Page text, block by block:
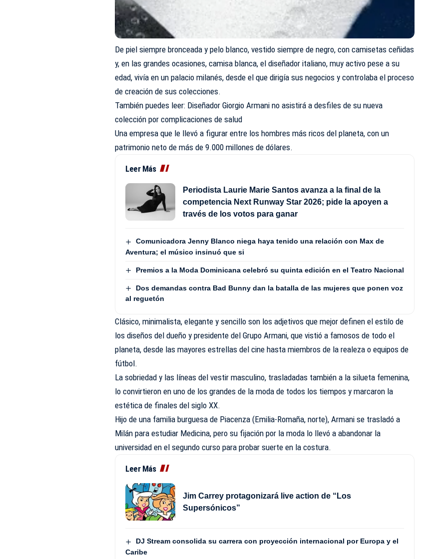
De piel siempre bronceada y pelo blanco, vestido siempre de negro, con camisetas ceñidas
y, en las grandes ocasiones, camisa blanca, el diseñador italiano, muy activo pese a su
edad, vivía en un palacio milanés, desde el que dirigía sus negocios y controlaba el proceso
de creación de sus colecciones.
También puedes leer: Diseñador Giorgio Armani no asistirá a desfiles de su nueva
colección por complicaciones de salud
Una empresa que le llevó a figurar entre los hombres más ricos del planeta, con un
patrimonio neto de más de 9.000 millones de dólares.
Leer Más
Periodista Laurie Marie Santos avanza a la final de la
competencia Next Runway Star 2026; pide la apoyen a
través de los votos para ganar
Comunicadora Jenny Blanco niega haya tenido una relación con Max de
Aventura; el músico insinuó que si
Premios a la Moda Dominicana celebró su quinta edición en el Teatro Nacional
Dos demandas contra Bad Bunny dan la batalla de las mujeres que ponen voz
al reguetón
Clásico, minimalista, elegante y sencillo son los adjetivos que mejor definen el estilo de
los diseños del dueño y presidente del Grupo Armani, que vistió a famosos de todo el
planeta, desde las mayores estrellas del cine hasta miembros de la realeza o equipos de
fútbol.
La sobriedad y las líneas del vestir masculino, trasladadas también a la silueta femenina,
lo convirtieron en uno de los grandes de la moda de todos los tiempos y marcaron la
estética de finales del siglo XX.
Hijo de una familia burguesa de Piacenza (Emilia-Romaña, norte), Armani se trasladó a
Milán para estudiar Medicina, pero su fijación por la moda lo llevó a abandonar la
universidad en el segundo curso para probar suerte en la costura.
Leer Más
Jim Carrey protagonizará live action de “Los
Supersónicos”
DJ Stream consolida su carrera con proyección internacional por Europa y el
Caribe